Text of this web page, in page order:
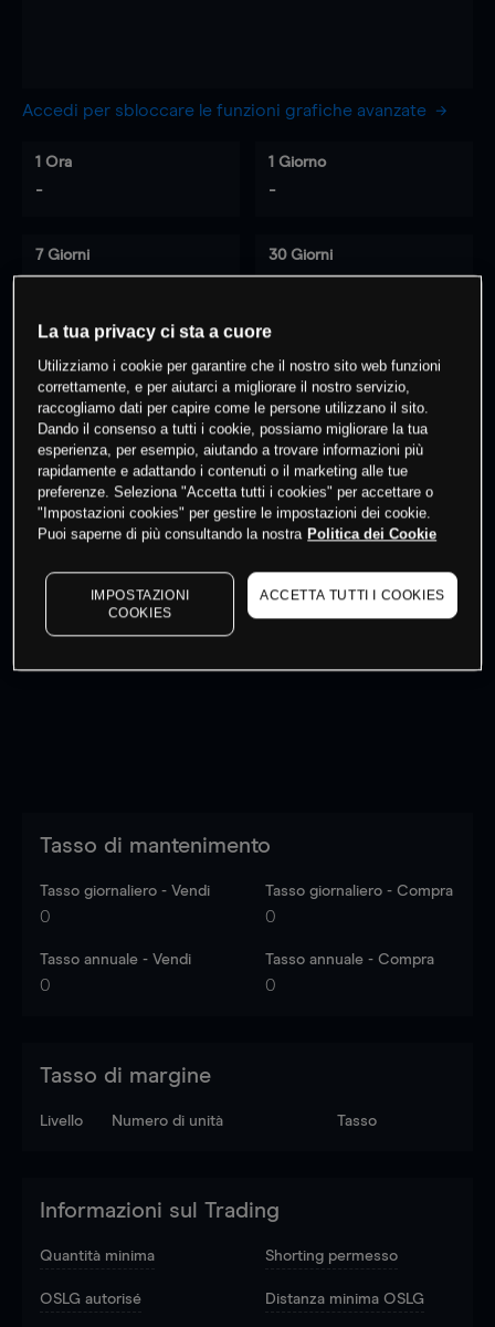
Accedi per sbloccare le funzioni grafiche avanzate
1 Ora
-
1 Giorno
-
7 Giorni
-
30 Giorni
-
0% dei clienti hanno posizionisu
questo prodotto
Fai trading
I prezzi sono solo indicativi.
Tasso di mantenimento
Tasso giornaliero - Vendi
0
Tasso giornaliero - Compra
0
Tasso annuale - Vendi
0
Tasso annuale - Compra
0
Tasso di margine
Livello Numero di unità Tasso
Informazioni sul Trading
Quantità minima Shorting permesso
OSLG autorisé Distanza minima OSLG
La tua privacy ci sta a cuore
Utilizziamo i cookie per garantire che il nostro sito web funzioni
correttamente, e per aiutarci a migliorare il nostro servizio,
raccogliamo dati per capire come le persone utilizzano il sito.
Dando il consenso a tutti i cookie, possiamo migliorare la tua
esperienza, per esempio, aiutando a trovare informazioni più
rapidamente e adattando i contenuti o il marketing alle tue
preferenze. Seleziona "Accetta tutti i cookies" per accettare o
"Impostazioni cookies" per gestire le impostazioni dei cookie.
Puoi saperne di più consultando la nostra Politica dei Cookie
IMPOSTAZIONI
COOKIES
ACCETTA TUTTI I COOKIES